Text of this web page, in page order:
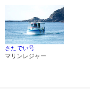
さたでい号
マリンレジャー